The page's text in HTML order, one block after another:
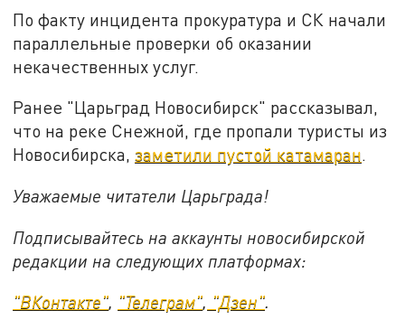
По факту инцидента прокуратура и СК начали
параллельные проверки об оказании
некачественных услуг.
Ранее "Царьград Новосибирск" рассказывал,
что на реке Снежной, где пропали туристы из
Новосибирска,заметили пустой катамаран.
Уважаемые читатели Царьграда!
Подписывайтесь на аккаунты новосибирской
редакции на следующих платформах:
"ВКонтакте", "Телеграм", "Дзен".